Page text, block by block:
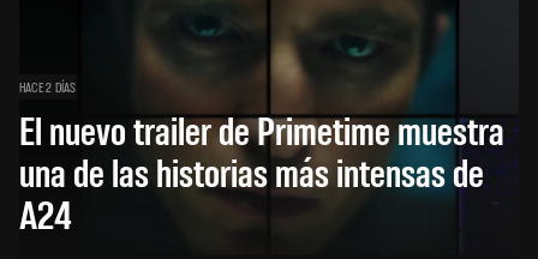
HACE 2 DÍAS
El nuevo trailer de Primetime muestra
una de las historias más intensas de
A24